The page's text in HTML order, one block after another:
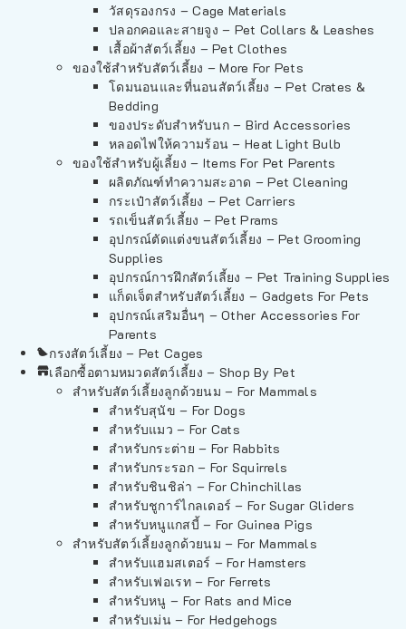
วัสดุรองกรง – Cage Materials
ปลอกคอและสายจูง – Pet Collars & Leashes
เสื้อผ้าสัตว์เลี้ยง – Pet Clothes
ของใช้สำหรับสัตว์เลี้ยง – More For Pets
โดมนอนและที่นอนสัตว์เลี้ยง – Pet Crates &
Bedding
ของประดับสำหรับนก – Bird Accessories
หลอดไฟให้ความร้อน – Heat Light Bulb
ของใช้สำหรับผู้เลี้ยง – Items For Pet Parents
ผลิตภัณฑ์ทำความสะอาด – Pet Cleaning
กระเป๋าสัตว์เลี้ยง – Pet Carriers
รถเข็นสัตว์เลี้ยง – Pet Prams
อุปกรณ์ตัดแต่งขนสัตว์เลี้ยง – Pet Grooming
Supplies
อุปกรณ์การฝึกสัตว์เลี้ยง – Pet Training Supplies
แก็ดเจ็ตสำหรับสัตว์เลี้ยง – Gadgets For Pets
อุปกรณ์เสริมอื่นๆ – Other Accessories For
Parents
กรงสัตว์เลี้ยง – Pet Cages
เลือกซื้อตามหมวดสัตว์เลี้ยง – Shop By Pet
สำหรับสัตว์เลี้ยงลูกด้วยนม – For Mammals
สำหรับสุนัข – For Dogs
สำหรับแมว – For Cats
สำหรับกระต่าย – For Rabbits
สำหรับกระรอก – For Squirrels
สำหรับชินชิล่า – For Chinchillas
สำหรับชูการ์ไกลเดอร์ – For Sugar Gliders
สำหรับหนูแกสบี้ – For Guinea Pigs
สำหรับสัตว์เลี้ยงลูกด้วยนม – For Mammals
สำหรับแฮมสเตอร์ – For Hamsters
สำหรับเฟอเรท – For Ferrets
สำหรับหนู – For Rats and Mice
สำหรับเม่น – For Hedgehogs